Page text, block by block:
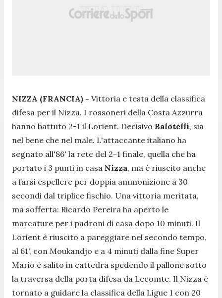
NIZZA (FRANCIA) - Vittoria e testa della classifica
difesa per il Nizza. I rossoneri della Costa Azzurra
hanno battuto 2-1 il Lorient. Decisivo Balotelli, sia
nel bene che nel male. L'attaccante italiano ha
segnato all'86' la rete del 2-1 finale, quella che ha
portato i 3 punti in casa Nizza, ma è riuscito anche
a farsi espellere per doppia ammonizione a 30
secondi dal triplice fischio. Una vittoria meritata,
ma sofferta: Ricardo Pereira ha aperto le
marcature per i padroni di casa dopo 10 minuti. Il
Lorient è riuscito a pareggiare nel secondo tempo,
al 61', con Moukandjo e a 4 minuti dalla fine Super
Mario è salito in cattedra spedendo il pallone sotto
la traversa della porta difesa da Lecomte. Il Nizza è
tornato a guidare la classifica della Ligue 1 con 20